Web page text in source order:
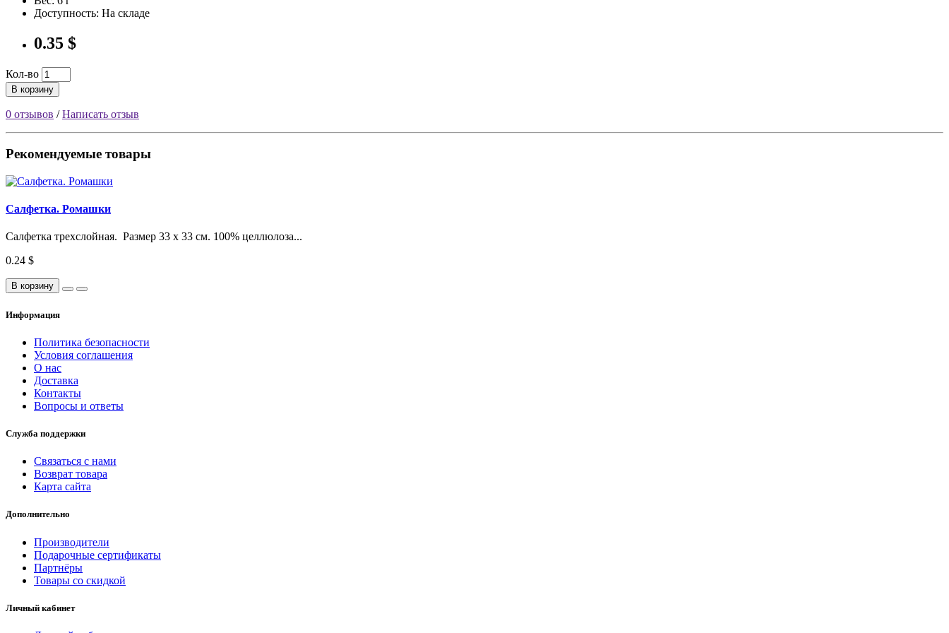
Доступность: На складе
0.35 $
Кол-во
В корзину
0 отзывов /Написать отзыв
Рекомендуемые товары
Салфетка. Ромашки
Салфетка трехслойная. Размер 33 х 33 см. 100% целлюлоза...
0.24 $
В корзину
Информация
Политика безопасности
Условия соглашения
О нас
Доставка
Контакты
Вопросы и ответы
Служба поддержки
Связаться с нами
Возврат товара
Карта сайта
Дополнительно
Производители
Подарочные сертификаты
Партнёры
Товары со скидкой
Личный кабинет